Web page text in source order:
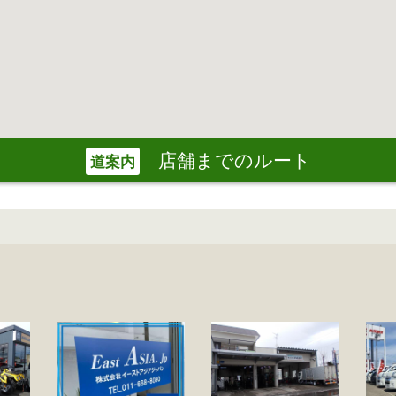
道案内 店舗までのルート